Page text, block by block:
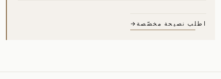
اطلب نصيحة مخصّصة →